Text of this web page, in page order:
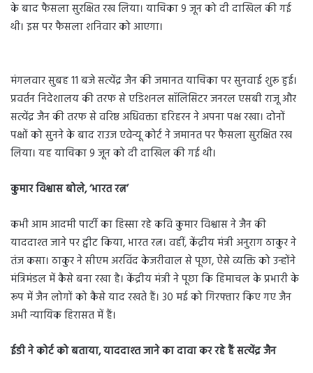
के बाद फैसला सुरक्षित रख लिया। याचिका 9 जून को दी दाखिल की गई
थी। इस पर फैसला शनिवार को आएगा।
मंगलवार सुबह 11 बजे सत्येंद्र जैन की जमानत याचिका पर सुनवाई शुरू हुई।
प्रवर्तन निदेशालय की तरफ से एडिशनल सॉलिसिटर जनरल एसबी राजू और
सत्येंद्र जैन की तरफ से वरिष्ठ अधिवक्ता हरिहरन ने अपना पक्ष रखा। दोनों
पक्षों को सुनने के बाद राउज एवेन्यू कोर्ट ने जमानत पर फैसला सुरक्षित रख
लिया। यह याचिका 9 जून को दी दाखिल की गई थी।
कुमार विश्वास बोले, ‘भारत रत्न’
कभी आम आदमी पार्टी का हिस्सा रहे कवि कुमार विश्वास ने जैन की
याददाश्त जाने पर ट्वीट किया, भारत रत्न। वहीं, केंद्रीय मंत्री अनुराग ठाकुर ने
तंज कसा। ठाकुर ने सीएम अरविंद केजरीवाल से पूछा, ऐसे व्यक्ति को उन्होंने
मंत्रिमंडल में कैसे बना रखा है। केंद्रीय मंत्री ने पूछा कि हिमाचल के प्रभारी के
रूप में जैन लोगों को कैसे याद रखते हैं। 30 मई को गिरफ्तार किए गए जैन
अभी न्यायिक हिरासत में हैं।
ईडी ने कोर्ट को बताया,याददाश्त जाने का दावा कर रहे हैं सत्येंद्र जैन